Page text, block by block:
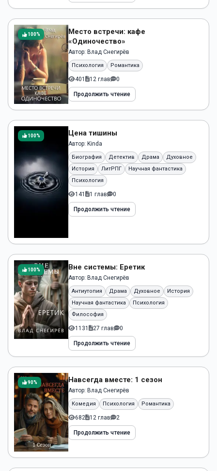
100%
Место встречи: кафе
«Одиночество»
Автор: Влад Снегирёв
Психология Романтика
401 12 глав 0
Продолжить чтение
100% Цена тишины
Автор: Kinda
Биография Детектив Драма
Духовное
История
ЛитРПГ
Научная фантастика
Психология
141 1 глав 0
Продолжить чтение
100% Вне системы: Еретик
Автор: Влад Снегирёв
Антиутопия Драма Духовное
История
Научная фантастика
Психология
Философия
1131 27 глав 0
Продолжить чтение
90% Навсегда вместе: 1 сезон
Автор: Влад Снегирёв
Комедия Психология Романтика
682 12 глав 2
Продолжить чтение